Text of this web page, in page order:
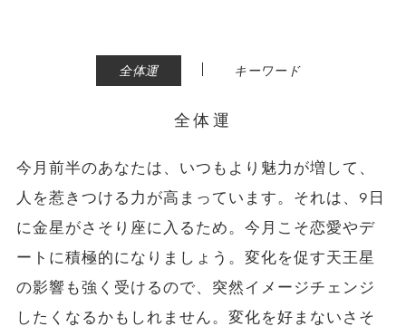
全体運 | キーワード
全体運
今月前半のあなたは、いつもより魅力が増して、
人を惹きつける力が高まっています。それは、9日
に金星がさそり座に入るため。今月こそ恋愛やデ
ートに積極的になりましょう。変化を促す天王星
の影響も強く受けるので、突然イメージチェンジ
したくなるかもしれません。変化を好まないさそ